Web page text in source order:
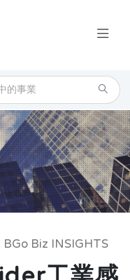
BGo Biz INSIGHTS